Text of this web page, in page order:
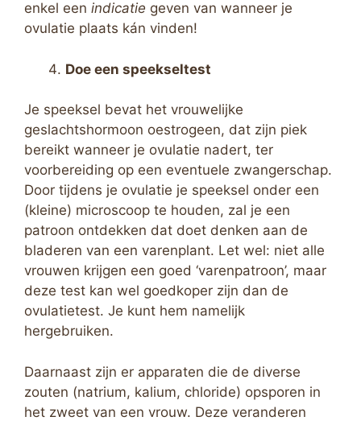
enkel een indicatie geven van wanneer je
ovulatie plaats kán vinden!
Doe een speekseltest
Je speeksel bevat het vrouwelijke
geslachtshormoon oestrogeen, dat zijn piek
bereikt wanneer je ovulatie nadert, ter
voorbereiding op een eventuele zwangerschap.
Door tijdens je ovulatie je speeksel onder een
(kleine) microscoop te houden, zal je een
patroon ontdekken dat doet denken aan de
bladeren van een varenplant. Let wel: niet alle
vrouwen krijgen een goed ‘varenpatroon’, maar
deze test kan wel goedkoper zijn dan de
ovulatietest. Je kunt hem namelijk
hergebruiken.
Daarnaast zijn er apparaten die de diverse
zouten (natrium, kalium, chloride) opsporen in
het zweet van een vrouw. Deze veranderen